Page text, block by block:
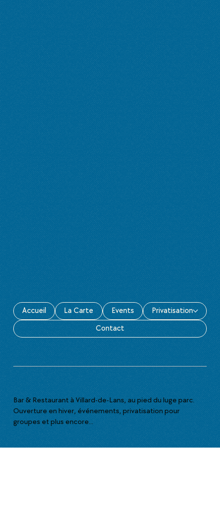
Accueil La Carte Events
Privatisation
Contact
Bar & Restaurant à Villard-de-Lans, au pied du luge parc.
Ouverture en hiver, événements, privatisation pour
groupes et plus encore...